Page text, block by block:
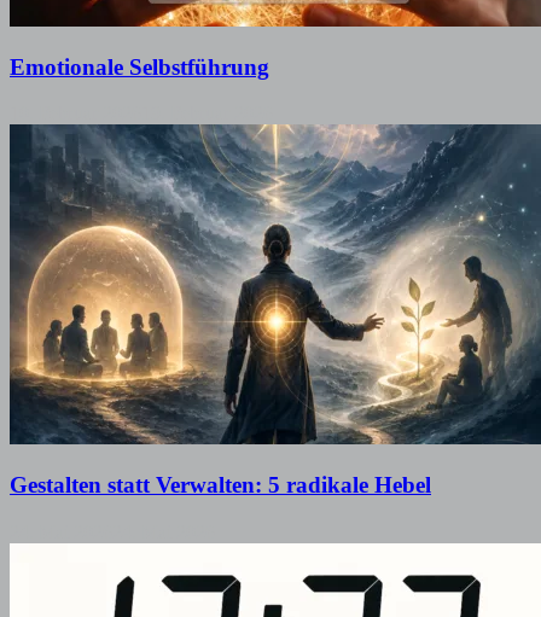
Emotionale Selbstführung
Gestalten statt Verwalten: 5 radikale Hebel